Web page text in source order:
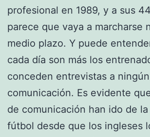
profesional en 1989, y a sus
parece que vaya a marcharse
medio plazo. Y puede
cada día son más los
conceden entrevistas a
comunicación. Es evidente
de comunicación han ido de
fútbol desde que los ingleses